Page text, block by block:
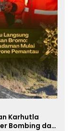
Karhutla
Bombing dan